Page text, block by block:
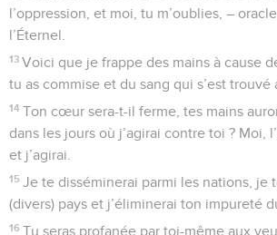
l’oppression, et moi, tu m’oublies, –
l’Éternel.
13 Voici que je frappe des mains à cause
tu as commise et du sang qui s’est trouvé
14 Ton cœur sera-t-il ferme, tes mains
dans les jours où j’agirai contre toi ? Moi,
et j’agirai.
15 Je te disséminerai parmi les nations, je
(divers) pays et j’éliminerai ton impureté
16 Tu seras profanée par toi-même aux